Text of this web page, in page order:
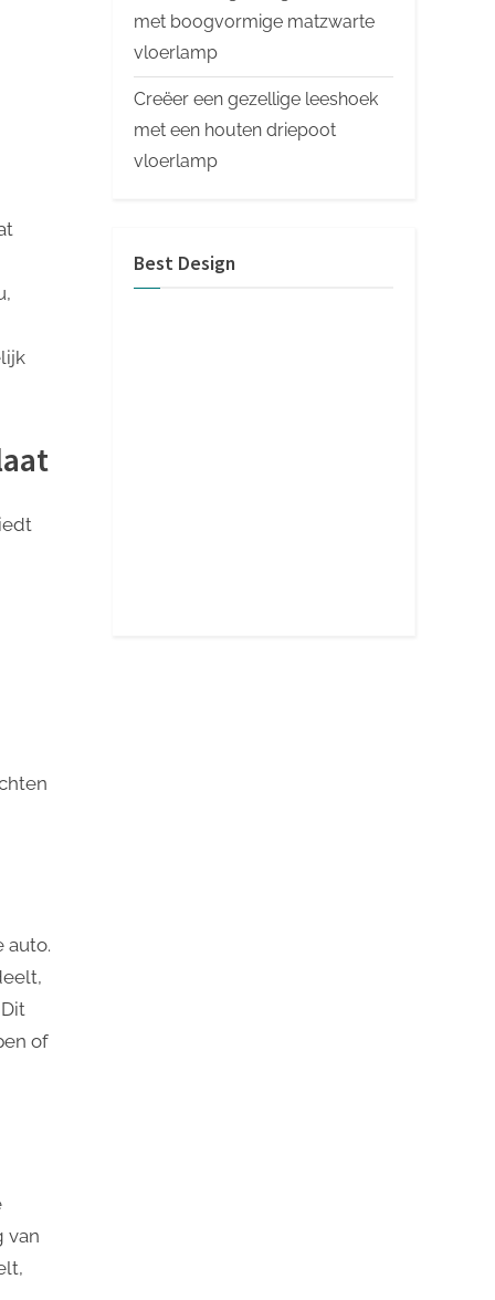
auto.
of
van
met boogvormige matzwarte
vloerlamp
Creëer een gezellige leeshoek
met een houten driepoot
vloerlamp
Best Design